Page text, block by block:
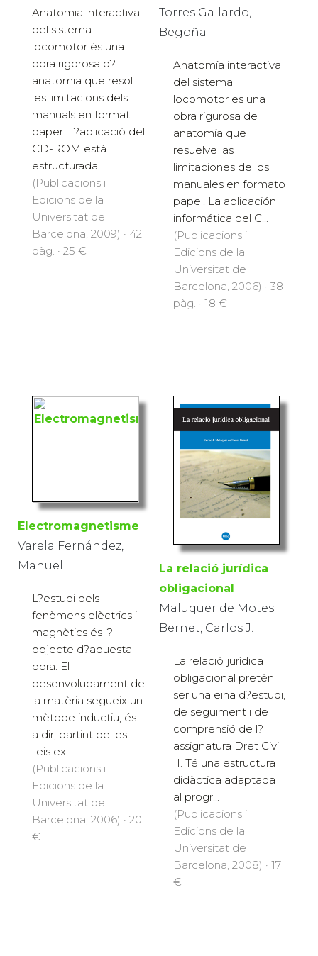
Anatomia interactiva
del sistema
locomotor és una
obra rigorosa d?
anatomia que resol
les limitacions dels
manuals en format
paper. L?aplicació del
CD-ROM està
estructurada ...
(Publicacions i
Edicions de la
Universitat de
Barcelona, 2009) · 42
pàg. · 25 €
Torres Gallardo,
Begoña
Anatomía interactiva
del sistema
locomotor es una
obra rigurosa de
anatomía que
resuelve las
limitaciones de los
manuales en formato
papel. La aplicación
informática del C...
(Publicacions i
Edicions de la
Universitat de
Barcelona, 2006) · 38
pàg. · 18 €
Electromagnetisme
Varela Fernández,
Manuel
L?estudi dels
fenòmens elèctrics i
magnètics és l?
objecte d?aquesta
obra. El
desenvolupament de
la matèria segueix un
mètode inductiu, és
a dir, partint de les
lleis ex...
(Publicacions i
Edicions de la
Universitat de
Barcelona, 2006) · 20
€
La relació jurídica
obligacional
Maluquer de Motes
Bernet, Carlos J.
La relació jurídica
obligacional pretén
ser una eina d?estudi,
de seguiment i de
comprensió de l?
assignatura Dret Civil
II. Té una estructura
didàctica adaptada
al progr...
(Publicacions i
Edicions de la
Universitat de
Barcelona, 2008) · 17
€